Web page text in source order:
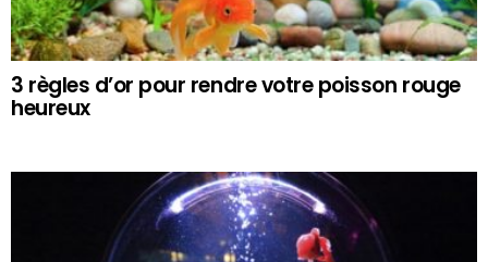
3 règles d’or pour rendre votre poisson rouge
heureux